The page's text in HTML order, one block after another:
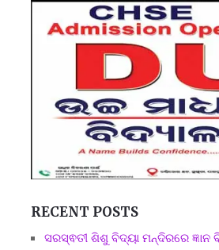
RECENT POSTS
ସରସ୍ଵତୀ ଶିଶୁ ବିଦ୍ୟା ମନ୍ଦିରରେ ଜ୍ଞାନ